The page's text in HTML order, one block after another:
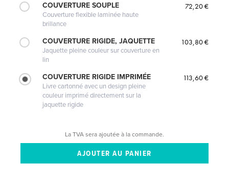
COUVERTURE SOUPLE
Couverture flexible laminée haute
brillance
72,20 €
COUVERTURE RIGIDE, JAQUETTE
Jaquette pleine couleur sur couverture en
lin
103,80 €
COUVERTURE RIGIDE IMPRIMÉE
Livre cartonné avec un design pleine
couleur imprimé directement sur la
jaquette rigide
113,60 €
La TVA sera ajoutée à la commande.